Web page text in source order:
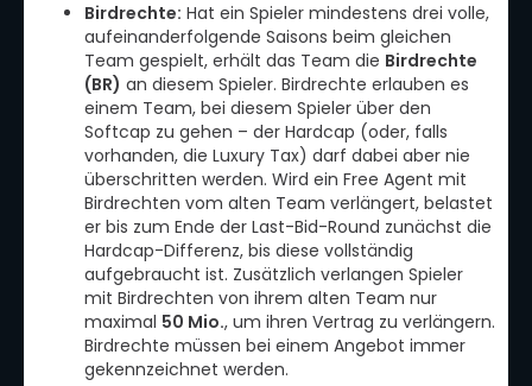
Birdrechte: Hat ein Spieler mindestens drei volle,
aufeinanderfolgende Saisons beim gleichen
Team gespielt, erhält das Team die Birdrechte
(BR) an diesem Spieler. Birdrechte erlauben es
einem Team, bei diesem Spieler über den
Softcap zu gehen – der Hardcap (oder, falls
vorhanden, die Luxury Tax) darf dabei aber nie
überschritten werden. Wird ein Free Agent mit
Birdrechten vom alten Team verlängert, belastet
er bis zum Ende der Last-Bid-Round zunächst die
Hardcap-Differenz, bis diese vollständig
aufgebraucht ist. Zusätzlich verlangen Spieler
mit Birdrechten von ihrem alten Team nur
maximal 50 Mio., um ihren Vertrag zu verlängern.
Birdrechte müssen bei einem Angebot immer
gekennzeichnet werden.